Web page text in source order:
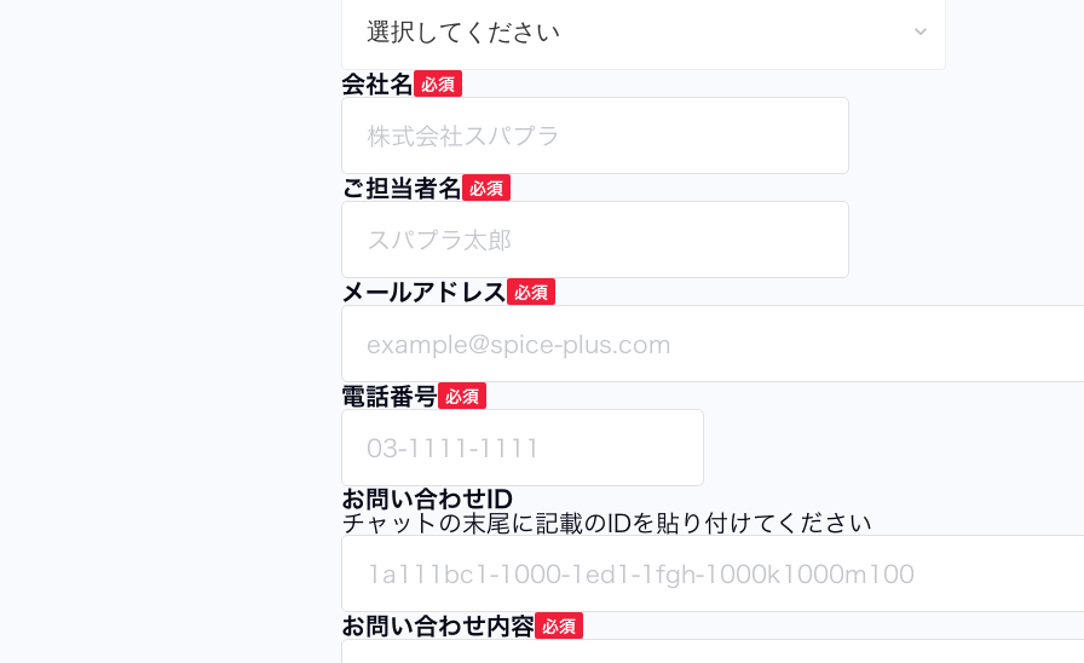
keyboard_arrow_down
会社名 必須
ご担当者名 必須
メールアドレス 必須
電話番号 必須
お問い合わせID
チャットの末尾に記載のIDを貼り付けてください
お問い合わせ内容 必須